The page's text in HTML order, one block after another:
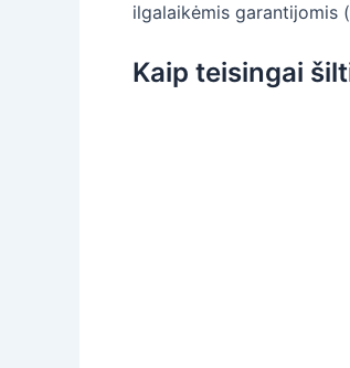
ilgalaikėmis garantijomis
Kaip teisingai